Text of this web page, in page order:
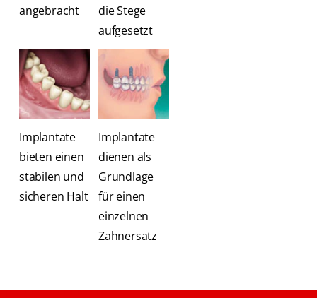
angebracht
die Stege
aufgesetzt
Implantate
bieten einen
stabilen und
sicheren Halt
Implantate
dienen als
Grundlage
für einen
einzelnen
Zahnersatz